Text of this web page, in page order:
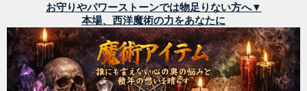
お守りやパワーストーンでは物足りない方へ▼
本場、西洋魔術の力をあなたに